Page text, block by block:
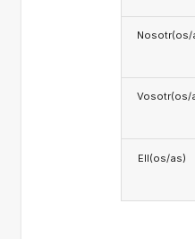
Nosotr(os/
Vosotr(os/
Ell(os/as)